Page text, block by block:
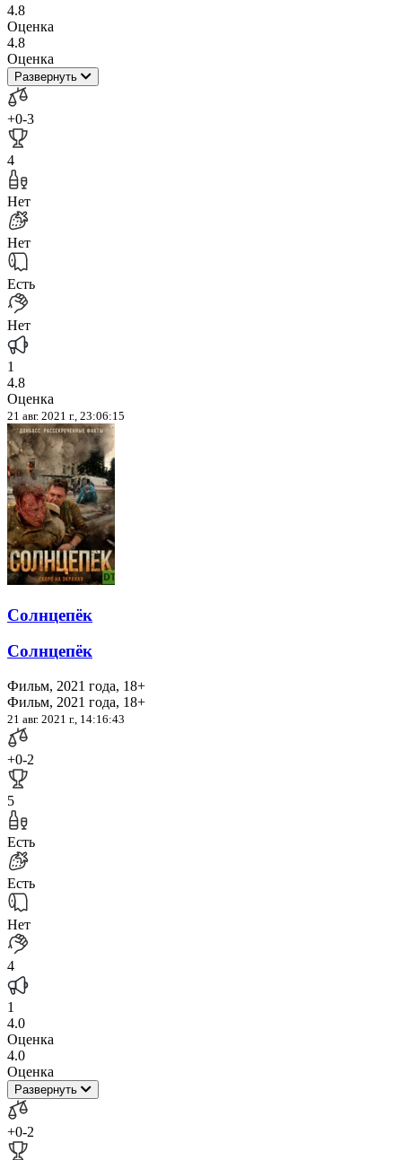
4.8
Оценка
4.8
Оценка
Развернуть
+0-3
4
Нет
Нет
Есть
Нет
1
4.8
Оценка
21 авг. 2021 г., 23:06:15
Солнцепёк
Солнцепёк
Фильм, 2021 года, 18+
Фильм, 2021 года, 18+
21 авг. 2021 г., 14:16:43
+0-2
5
Есть
Есть
Нет
4
1
4.0
Оценка
4.0
Оценка
Развернуть
+0-2